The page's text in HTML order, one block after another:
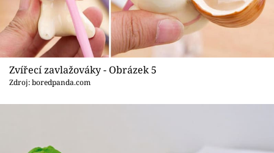
Zvířecí zavlažováky - Obrázek 5
Zdroj: boredpanda.com